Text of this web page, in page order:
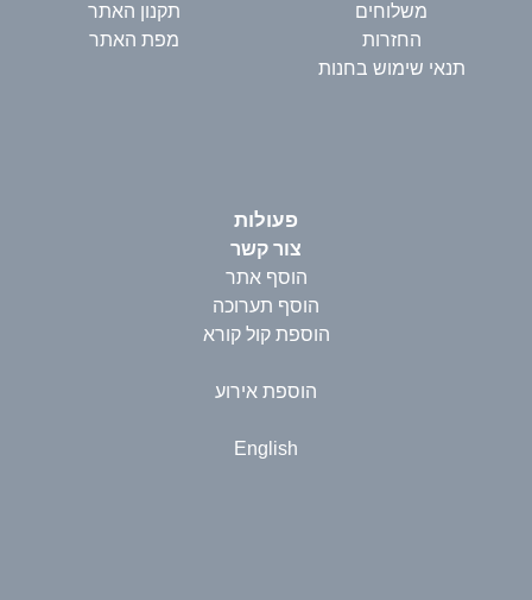
משלוחים
החזרות
תנאי שימוש בחנות
תקנון האתר
מפת האתר
פעולות
צור קשר
הוסף אתר
הוסף תערוכה
הוספת קול קורא
הוספת אירוע
English